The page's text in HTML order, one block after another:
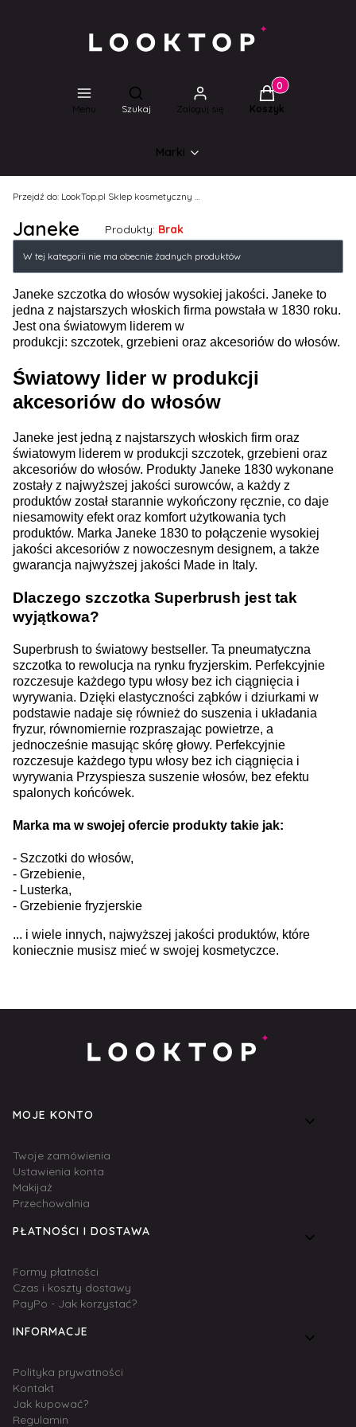
Menu
Otwórz wyszukiwarkę
Szukaj Zaloguj się
Produkty w
Koszyk
Marki
Przejdź do: LookTop.pl Sklep kosmetyczny dla wyjątkowych kobiet!
Janeke Produkty: Brak
Lista produktów
W tej kategorii nie ma obecnie żadnych produktów
Janeke szczotka do włosów wysokiej jakości. Janeke to
jedna z najstarszych włoskich firma powstała w 1830 roku.
Jest ona światowym liderem w
produkcji: szczotek, grzebieni oraz akcesoriów do włosów.
Światowy lider w produkcji
akcesoriów do włosów
Janeke jest jedną z najstarszych włoskich firm oraz
światowym liderem w produkcji szczotek, grzebieni oraz
akcesoriów do włosów. Produkty Janeke 1830 wykonane
zostały z najwyższej jakości surowców, a każdy z
produktów został starannie wykończony ręcznie, co daje
niesamowity efekt oraz komfort użytkowania tych
produktów. Marka Janeke 1830 to połączenie wysokiej
jakości akcesoriów z nowoczesnym designem, a także
gwarancja najwyższej jakości Made in Italy.
Dlaczego szczotka Superbrush jest tak
wyjątkowa?
Superbrush to światowy bestseller. Ta pneumatyczna
szczotka to rewolucja na rynku fryzjerskim. Perfekcyjnie
rozczesuje każdego typu włosy bez ich ciągnięcia i
wyrywania. Dzięki elastyczności ząbków i dziurkami w
podstawie nadaje się również do suszenia i układania
fryzur, równomiernie rozpraszając powietrze, a
jednocześnie masując skórę głowy. Perfekcyjnie
rozczesuje każdego typu włosy bez ich ciągnięcia i
wyrywania Przyspiesza suszenie włosów, bez efektu
spalonych końcówek.
Marka ma w swojej ofercie produkty takie jak:
- Szczotki do włosów,
- Grzebienie,
- Lusterka,
- Grzebienie fryzjerskie
... i wiele innych, najwyższej jakości produktów, które
koniecznie musisz mieć w swojej kosmetyczce.
Linki w stopce
MOJE KONTO
Twoje zamówienia
Ustawienia konta
Makijaż
Przechowalnia
PŁATNOŚCI I DOSTAWA
Formy płatności
Czas i koszty dostawy
PayPo - Jak korzystać?
INFORMACJE
Polityka prywatności
Kontakt
Jak kupować?
Regulamin